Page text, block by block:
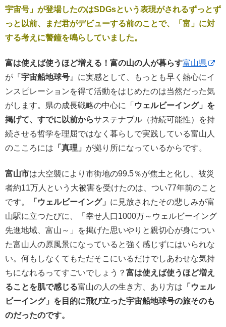
宇宙号」が登場したのはSDGsという表現がされるずっとず
っと以前、まだ君がデビューする前のことで、「富」に対
する考えに警鐘を鳴らしていました。
富は使えば使うほど増える！富の山の人が暮らす富山県
が『宇宙船地球号 』に実感として、もっとも早く熱心にイ
ンスピレーションを得て活動をはじめたのは当然だった気
がします。県の成長戦略の中心に「 ウェルビーイング」を
掲げて、すでに以前からサステナブル（持続可能性）を持
続させる哲学を理屈ではなく暮らしで実践している富山人
のこころには 「真理」 が拠り所になっているからです。
富山市は大空襲により市街地の99.5％が焦土と化し、被災
者約11万人という大被害を受けたのは、つい77年前のこと
です。
「ウェルビーイング」 に見放されたその悲しみが富
山駅に立つたびに、「幸せ人口1000万～ウェルビーイング
先進地域、富山～」を掲げた思いやりと親切心が身につい
た富山人の原風景になっていると強く感じずにはいられな
い。何もしなくてもただそこにいるだけでしあわせな気持
ちになれるってすごいでしょう？ 富は使えば使うほど増え
ることを肌で感じる富山の人の生き方、あり方は 「ウェル
ビーイング」を目的に飛び立った宇宙船地球号の旅そのも
のだったのです。